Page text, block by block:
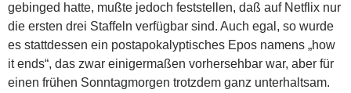
gebinged hatte, mußte jedoch feststellen, daß auf Netflix nur
die ersten drei Staffeln verfügbar sind. Auch egal, so wurde
es stattdessen ein postapokalyptisches Epos namens „how
it ends“, das zwar einigermaßen vorhersehbar war, aber für
einen frühen Sonntagmorgen trotzdem ganz unterhaltsam.